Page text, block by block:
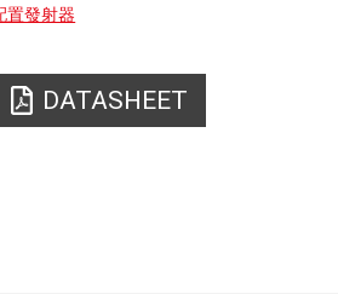
置發射器
DATASHEET